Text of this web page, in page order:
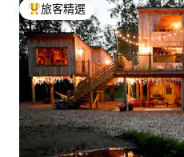
旅客精選榜首
旅客精選